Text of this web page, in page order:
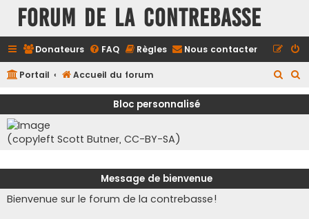
FORUM DE LA CONTREBASSE
Donateurs FAQ Règles Nous contacter
Portail Accueil du forum
e
e
Bloc personnalisé
(copyleft Scott Butner, CC-BY-SA)
Message de bienvenue
Bienvenue sur le forum de la contrebasse!